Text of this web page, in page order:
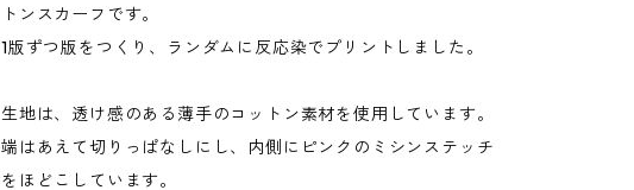
トンスカーフです。
1版ずつ版をつくり、ランダムに反応染でプリントしました。
生地は、透け感のある薄手のコットン素材を使用しています。
端はあえて切りっぱなしにし、内側にピンクのミシンステッチ
をほどこしています。